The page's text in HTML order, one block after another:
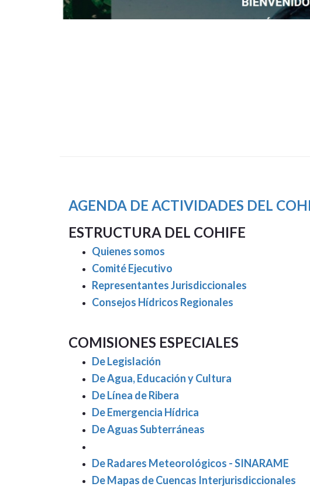
AGENDA DE ACTIVIDADES DEL
ESTRUCTURA DEL COHIFE
Quienes somos
Comité Ejecutivo
Representantes Jurisdiccionales
Consejos Hídricos Regionales
COMISIONES ESPECIALES
De Legislación
De Agua, Educación y Cultura
De Línea de Ribera
De Emergencia Hídrica
De Aguas Subterráneas
De Radares Meteorológicos - SINARAME
De Mapas de Cuencas Interjurisdiccionales